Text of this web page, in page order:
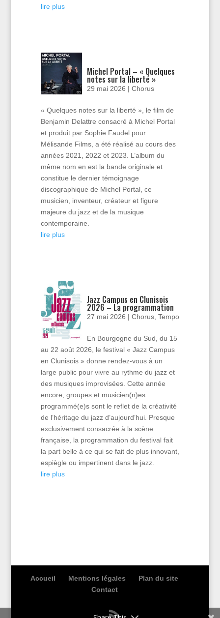
lire plus
Michel Portal – « Quelques
notes sur la liberté »
29 mai 2026 |Chorus
« Quelques notes sur la liberté », le film de
Benjamin Delattre consacré à Michel Portal
et produit par Sophie Faudel pour
Mélisande Films, a été réalisé au cours des
années 2021, 2022 et 2023. L’album du
même nom en est la bande originale et
constitue le dernier témoignage
discographique de Michel Portal, ce
musicien, inventeur, créateur et figure
majeure du jazz et de la musique
contemporaine.
lire plus
Jazz Campus en Clunisois
2026 – La programmation
27 mai 2026 |Chorus,Tempo
En Bourgogne du Sud, du 15
au 22 août 2026, le festival « Jazz Campus
en Clunisois » donne rendez-vous à un
large public pour vivre au rythme du jazz et
des musiques improvisées. Cette année
encore, groupes et musicien(n)es
programmé(e)s sont le reflet de la créativité
de l’héritage du jazz d’aujourd’hui. Presque
exclusivement consacrée à la scène
française, la programmation du festival fait
la part belle à ce qui se fait de plus innovant,
espiègle ou impertinent dans le jazz.
lire plus
Accueil Mentions légales
Plan du site
Contact